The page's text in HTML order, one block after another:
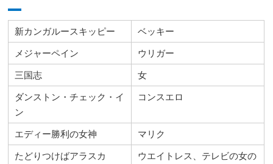
新カンガルースキッピー
ベッキー
メジャーペイン
ウリガー
三国志
女
ダンストン・チェック・イ
ン
コンスエロ
エディー勝利の女神
マリク
たどりつけばアラスカ
ウエイトレス、テレビの女の